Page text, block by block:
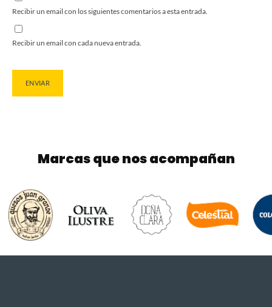
Recibir un email con los siguientes comentarios a esta entrada.
Recibir un email con cada nueva entrada.
Marcas que nos acompañan